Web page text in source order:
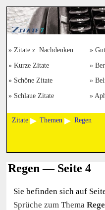
Zitate z. Nachdenken
Kurze Zitate
Schöne Zitate
Schlaue Zitate
Zitate Themen Regen
Regen — Seite 4
Sie befinden sich auf
Sprüche zum Thema